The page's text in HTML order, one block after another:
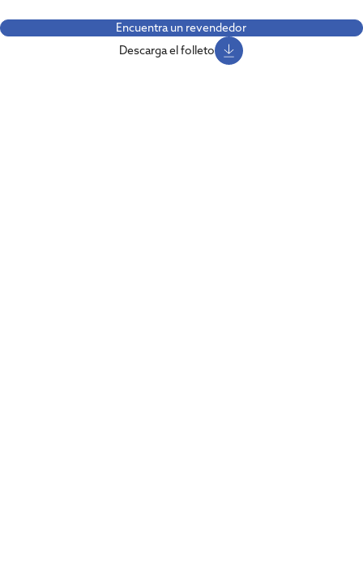
Encuentra un revendedor
Descarga el folleto